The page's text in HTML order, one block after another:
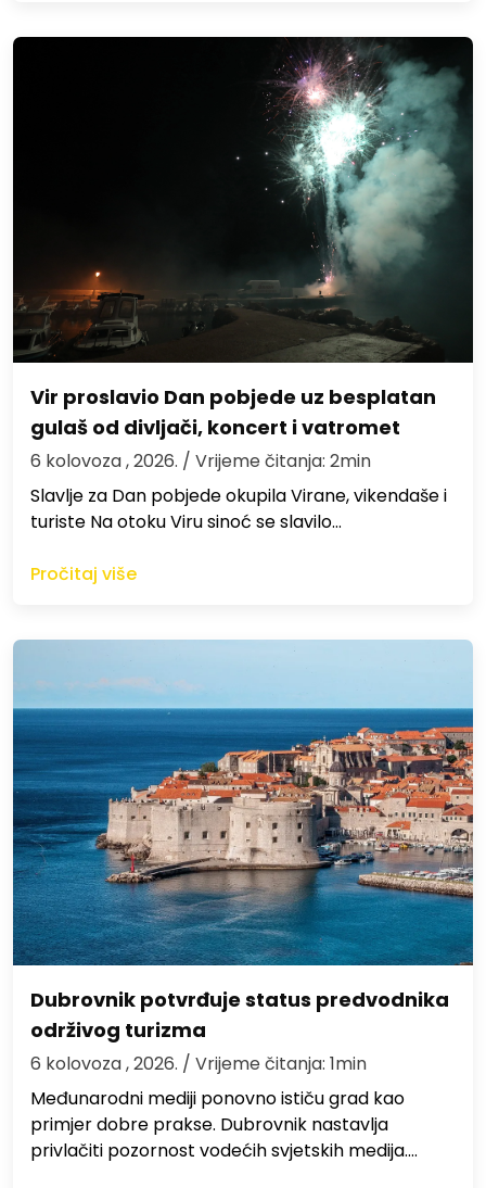
Vir proslavio Dan pobjede uz besplatan
gulaš od divljači, koncert i vatromet
6 kolovoza , 2026. / Vrijeme čitanja: 2min
Slavlje za Dan pobjede okupila Virane, vikendaše i
turiste Na otoku Viru sinoć se slavilo…
Pročitaj više
Dubrovnik potvrđuje status predvodnika
održivog turizma
6 kolovoza , 2026. / Vrijeme čitanja: 1min
Međunarodni mediji ponovno ističu grad kao
primjer dobre prakse. Dubrovnik nastavlja
privlačiti pozornost vodećih svjetskih medija.…